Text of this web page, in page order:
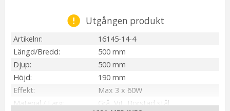
Utgången produkt
Artikelnr
16145-14-4
Längd/Bredd
500 mm
Djup
500 mm
Höjd
190 mm
Effekt
Max 3 x 60W
Material / Färg
Grå, Vit, Borstad stål